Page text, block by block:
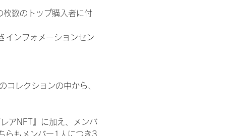
数のトップ購入者に付
インフォメーションセン
レクションの中から、
アNFT』に加え、メンバ
らもメンバー1人につき3